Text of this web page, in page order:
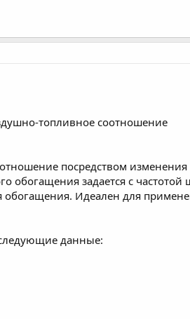
топливное соотношение
посредством изменения
обогащения задается с частотой
Идеален для
данные: